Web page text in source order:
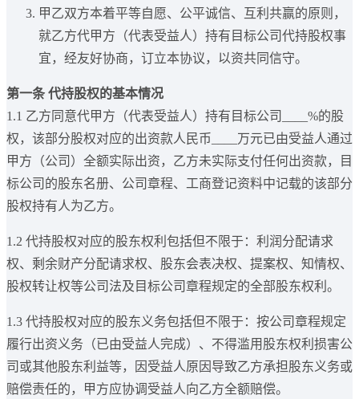
甲乙双方本着平等自愿、公平诚信、互利共赢的原则，
就乙方代甲方（代表受益人）持有目标公司代持股权事
宜，经友好协商，订立本协议，以资共同信守。
第一条 代持股权的基本情况
1.1 乙方同意代甲方（代表受益人）持有目标公司____%的股
权，该部分股权对应的出资款人民币____万元已由受益人通过
甲方（公司）全额实际出资，乙方未实际支付任何出资款，目
标公司的股东名册、公司章程、工商登记资料中记载的该部分
股权持有人为乙方。
1.2 代持股权对应的股东权利包括但不限于：利润分配请求
权、剩余财产分配请求权、股东会表决权、提案权、知情权、
股权转让权等公司法及目标公司章程规定的全部股东权利。
1.3 代持股权对应的股东义务包括但不限于：按公司章程规定
履行出资义务（已由受益人完成）、不得滥用股东权利损害公
司或其他股东利益等，因受益人原因导致乙方承担股东义务或
赔偿责任的，甲方应协调受益人向乙方全额赔偿。